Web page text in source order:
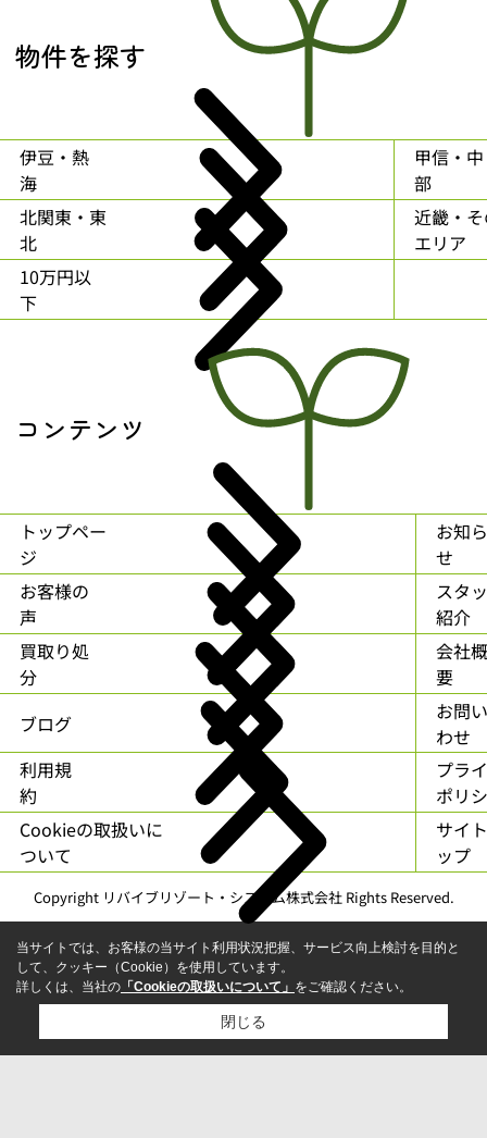
物件を探す
伊豆・熱
海
甲信・中
部
北関東・東
北
近畿・
エリア
10万円以
下
コンテンツ
トップペー
ジ
お知ら
せ
お客様の
声
スタ
紹介
買取り処
分
会社概
要
ブログ
お問
わせ
利用規
約
プラ
ポリ
Cookieの取扱いに
ついて
サイ
ップ
Copyright リバイブリゾート・システム株式会社 Rights Reserved.
当サイトでは、お客様の当サイト利用状況把握、サービス向上検討を目的と
して、クッキー（Cookie）を使用しています。
詳しくは、当社の 「Cookieの取扱いについて」 をご確認ください。
閉じる